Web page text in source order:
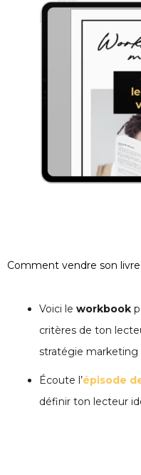
Comment vendre son
Voici le workbook
critères de ton
stratégie
Écoute l’épisode
définir ton lecteur